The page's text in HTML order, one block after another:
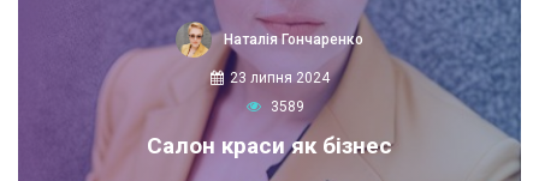
Наталія Гончаренко
23 липня 2024
3589
Салон краси як бізнес